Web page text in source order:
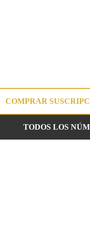
COMPRAR
TODOS LOS